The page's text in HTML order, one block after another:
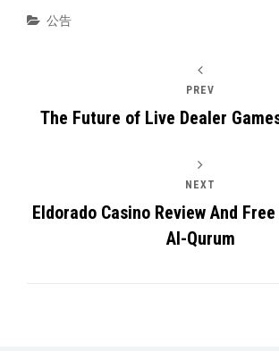
Categories
公告
PREV
The Future of Live Dealer
NEXT
Eldorado Casino Review And
Al-Qurum